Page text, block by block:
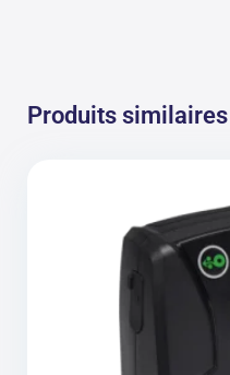
Produits similaires